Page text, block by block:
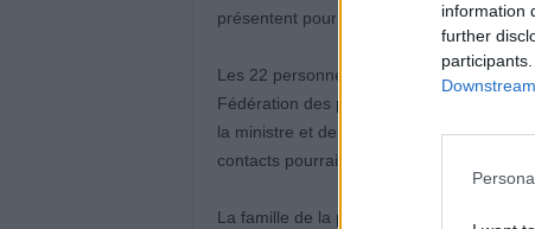
information
further
présentent pour l’instant aucun
Les 22 personnes seront testées ce
Fédération des pharmacies de France
la ministre et des syndicats d’infirmiers
contacts pourrait être mis en place
La famille de la première victime faisait